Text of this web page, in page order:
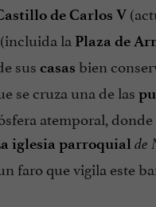
de Carlos V
la Plaza de
sus casas bien
se cruza una de las
atemporal,
iglesia parroquial de
faro que vigila este